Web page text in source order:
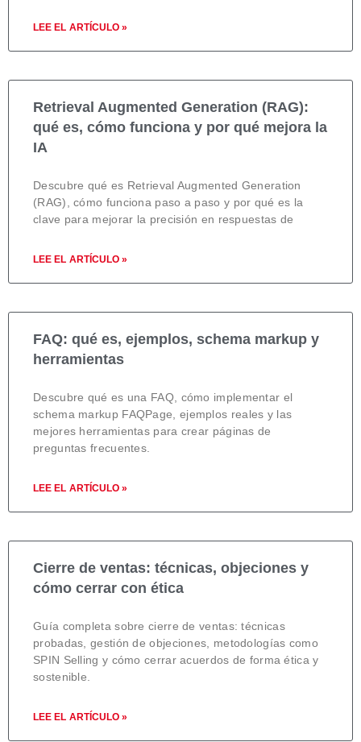
LEE EL ARTÍCULO »
Retrieval Augmented Generation (RAG):
qué es, cómo funciona y por qué mejora la
IA
Descubre qué es Retrieval Augmented Generation
(RAG), cómo funciona paso a paso y por qué es la
clave para mejorar la precisión en respuestas de
LEE EL ARTÍCULO »
FAQ: qué es, ejemplos, schema markup y
herramientas
Descubre qué es una FAQ, cómo implementar el
schema markup FAQPage, ejemplos reales y las
mejores herramientas para crear páginas de
preguntas frecuentes.
LEE EL ARTÍCULO »
Cierre de ventas: técnicas, objeciones y
cómo cerrar con ética
Guía completa sobre cierre de ventas: técnicas
probadas, gestión de objeciones, metodologías como
SPIN Selling y cómo cerrar acuerdos de forma ética y
sostenible.
LEE EL ARTÍCULO »